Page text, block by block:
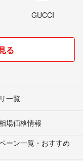
GUCCI
る
一覧
場価格情報
ーン一覧・おすすめ